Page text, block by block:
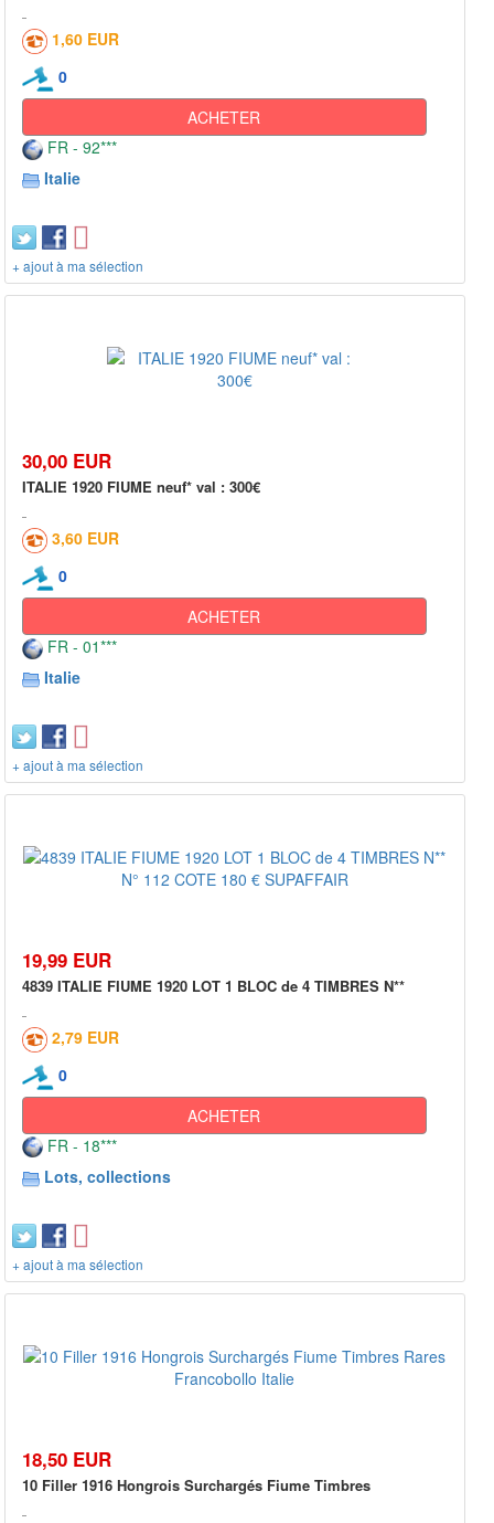
1,60 EUR
0
ACHETER
FR - 92***
Italie
+ ajout à ma sélection
30,00 EUR
ITALIE 1920 FIUME neuf* val : 300€
3,60 EUR
0
ACHETER
FR - 01***
Italie
+ ajout à ma sélection
19,99 EUR
4839 ITALIE FIUME 1920 LOT 1 BLOC de 4 TIMBRES N**
2,79 EUR
0
ACHETER
FR - 18***
Lots, collections
+ ajout à ma sélection
18,50 EUR
10 Filler 1916 Hongrois Surchargés Fiume Timbres